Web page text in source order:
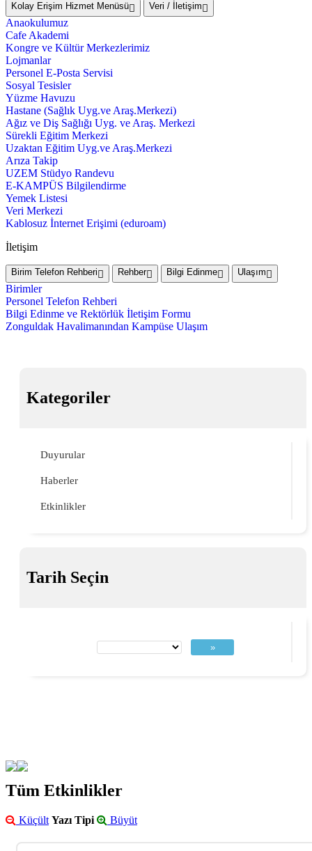
Kolay Erişim Hizmet Menüsü
Veri / İletişim
Anaokulumuz
Cafe Akademi
Kongre ve Kültür Merkezlerimiz
Lojmanlar
Personel E-Posta Servisi
Sosyal Tesisler
Yüzme Havuzu
Hastane (Sağlık Uyg.ve Araş.Merkezi)
Ağız ve Diş Sağlığı Uyg. ve Araş. Merkezi
Sürekli Eğitim Merkezi
Uzaktan Eğitim Uyg.ve Araş.Merkezi
Arıza Takip
UZEM Stüdyo Randevu
E-KAMPÜS Bilgilendirme
Yemek Listesi
Veri Merkezi
Kablosuz İnternet Erişimi (eduroam)
İletişim
Birim Telefon Rehberi Rehber Bilgi Edinme Ulaşım
Birimler
Personel Telefon Rehberi
Bilgi Edinme ve Rektörlük İletişim Formu
Zonguldak Havalimanından Kampüse Ulaşım
Kategoriler
Duyurular
Haberler
Etkinlikler
Tarih Seçin
»
Tüm Etkinlikler
Küçült Yazı Tipi Büyüt